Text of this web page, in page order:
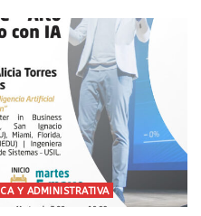
Y ADMINISTRATIVA